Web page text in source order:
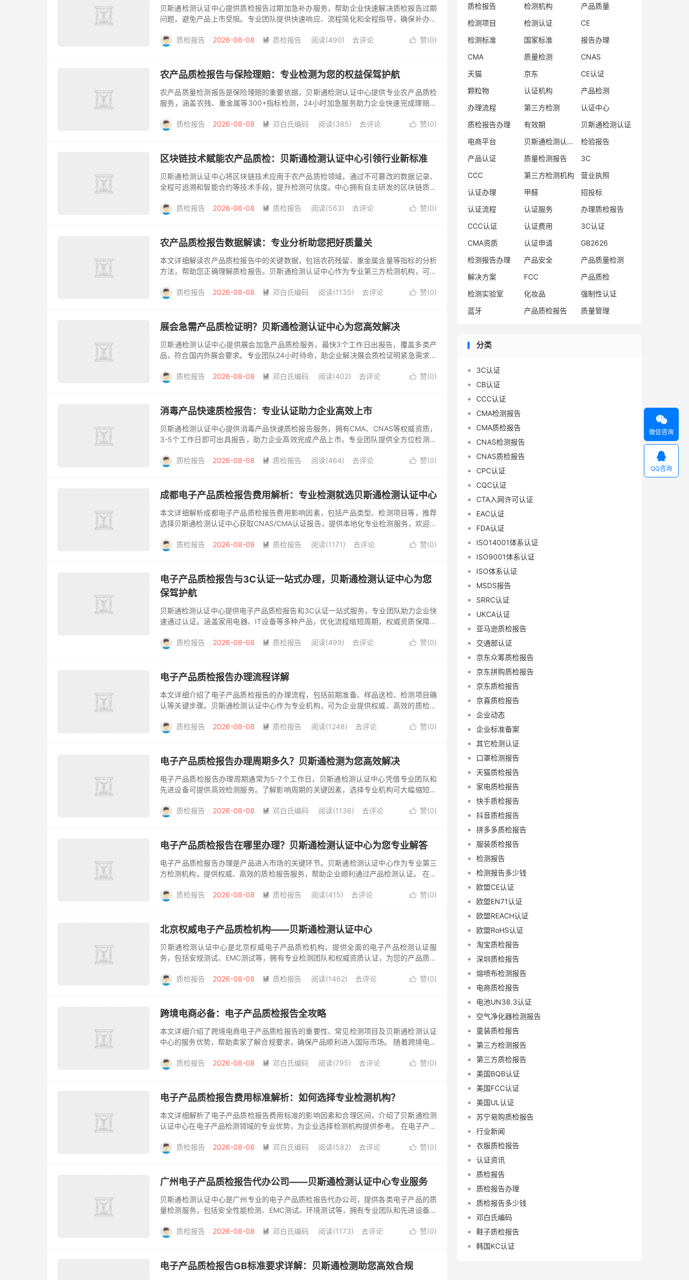
贝斯通检测认证中心提供质检报告过期加急补办服务，帮助企业快速解决质检报告过期
问题，避免产品上市受阻。专业团队提供快速响应、流程简化和全程指导，确保补办顺
而，许多企...
 赞(0)
质检报告 2026-08-08  质检报告 阅读(490) 去评论
农产品质检报告与保险理赔：专业检测为您的权益保驾护航
农产品质量检测报告是保险理赔的重要依据，贝斯通检测认证中心提供专业农产品质检
服务，涵盖农残、重金属等300+指标检测，24小时加急服务助力企业快速完成理赔举
质量争...
 赞(0)
质检报告 2026-08-08  邓白氏编码 阅读(385) 去评论
区块链技术赋能农产品质检：贝斯通检测认证中心引领行业新标准
贝斯通检测认证中心将区块链技术应用于农产品质检领域，通过不可篡改的数据记录、
全程可追溯和智能合约等技术手段，提升检测可信度。中心拥有自主研发的区块链质检
今天，农产...
 赞(0)
质检报告 2026-08-08  质检报告 阅读(563) 去评论
农产品质检报告数据解读：专业分析助您把好质量关
本文详细解读农产品质检报告中的关键数据，包括农药残留、重金属含量等指标的分析
方法，帮助您正确理解质检报告。贝斯通检测认证中心作为专业第三方检测机构，可为
题之一，而...
 赞(0)
质检报告 2026-08-08  邓白氏编码 阅读(1135) 去评论
展会急需产品质检证明？贝斯通检测认证中心为您高效解决
贝斯通检测认证中心提供展会加急产品质检服务，最快3个工作日出报告，覆盖多类产
品，符合国内外展会要求。专业团队24小时待命，助企业解决展会质检证明紧急需求。
全。这不仅...
 赞(0)
质检报告 2026-08-08  邓白氏编码 阅读(402) 去评论
消毒产品快速质检报告：专业认证助力企业高效上市
贝斯通检测认证中心提供消毒产品快速质检报告服务，拥有CMA、CNAS等权威资质，
3-5个工作日即可出具报告，助力企业高效完成产品上市。专业团队提供全方位检测服
备受...
 赞(0)
质检报告 2026-08-08  质检报告 阅读(464) 去评论
成都电子产品质检报告费用解析：专业检测就选贝斯通检测认证中心
本文详细解析成都电子产品质检报告费用影响因素，包括产品类型、检测项目等，推荐
选择贝斯通检测认证中心获取CNAS/CMA认证报告，提供本地化专业检测服务，欢迎咨
威的...
 赞(0)
质检报告 2026-08-08  质检报告 阅读(1171) 去评论
电子产品质检报告与3C认证一站式办理，贝斯通检测认证中心为您
保驾护航
贝斯通检测认证中心提供电子产品质检报告和3C认证一站式服务，专业团队助力企业快
速通过认证。涵盖家用电器、IT设备等多种产品，优化流程缩短周期，权威资质保障认
键。无论...
 赞(0)
质检报告 2026-08-08  质检报告 阅读(499) 去评论
电子产品质检报告办理流程详解
本文详细介绍了电子产品质检报告的办理流程，包括前期准备、样品送检、检测项目确
认等关键步骤。贝斯通检测认证中心作为专业机构，可为企业提供权威、高效的质检报
的通行证。...
 赞(0)
质检报告 2026-08-08  质检报告 阅读(1248) 去评论
电子产品质检报告办理周期多久？贝斯通检测为您高效解决
电子产品质检报告办理周期通常为5-7个工作日，贝斯通检测认证中心凭借专业团队和
先进设备可提供高效检测服务。了解影响周期的关键因素，选择专业机构可大幅缩短等
业最关心...
 赞(0)
质检报告 2026-08-08  邓白氏编码 阅读(1136) 去评论
电子产品质检报告在哪里办理？贝斯通检测认证中心为您专业解答
电子产品质检报告办理是产品进入市场的关键环节。贝斯通检测认证中心作为专业第三
方检测机构，提供权威、高效的质检报告服务，帮助企业顺利通过产品检测认证。 在电
电子产品质...
 赞(0)
质检报告 2026-08-08  质检报告 阅读(415) 去评论
北京权威电子产品质检机构——贝斯通检测认证中心
贝斯通检测认证中心是北京权威电子产品质检机构，提供全面的电子产品检测认证服
务，包括安规测试、EMC测试等，拥有专业检测团队和权威资质认证，为您的产品质量
作为北京地...
 赞(0)
质检报告 2026-08-08  质检报告 阅读(1462) 去评论
跨境电商必备：电子产品质检报告全攻略
本文详细介绍了跨境电商电子产品质检报告的重要性、常见检测项目及贝斯通检测认证
中心的服务优势，帮助卖家了解合规要求，确保产品顺利进入国际市场。 随着跨境电商
的准入要求...
 赞(0)
质检报告 2026-08-08  邓白氏编码 阅读(795) 去评论
电子产品质检报告费用标准解析：如何选择专业检测机构？
本文详细解析了电子产品质检报告费用标准的影响因素和合理区间，介绍了贝斯通检测
认证中心在电子产品检测领域的专业优势，为企业选择检测机构提供参考。 在电子产品
准，但实际上...
 赞(0)
质检报告 2026-08-08  邓白氏编码 阅读(582) 去评论
广州电子产品质检报告代办公司——贝斯通检测认证中心专业服务
贝斯通检测认证中心是广州专业的电子产品质检报告代办公司，提供各类电子产品的质
量检测服务，包括安全性能检测、EMC测试、环境测试等，拥有专业团队和先进设备，
市，产品质...
 赞(0)
质检报告 2026-08-08  邓白氏编码 阅读(1173) 去评论
电子产品质检报告GB标准要求详解：贝斯通检测助您高效合规
质检报告
检测机构
产品质量
检测项目
检测认证
CE
检测标准
国家标准
报告办理
CMA
质量检测
CNAS
天猫
京东
CE认证
颗粒物
认证机构
产品检测
办理流程
第三方检测
认证中心
质检报告办理
有效期
贝斯通检测认证
电商平台
贝斯通检测认证中心
检验报告
产品认证
质量检测报告
3C
CCC
第三方检测机构
营业执照
认证办理
甲醛
招投标
认证流程
认证服务
办理质检报告
CCC认证
认证费用
3C认证
CMA资质
认证申请
GB2626
检测报告办理
产品安全
产品质量检测
解决方案
FCC
产品质检
检测实验室
化妆品
强制性认证
蓝牙
产品质检报告 质量管理
分类
3C认证
CB认证
CCC认证
CMA检测报告
CMA质检报告
CNAS检测报告
CNAS质检报告
CPC认证
CQC认证
CTA入网许可认证
EAC认证
FDA认证
ISO14001体系认证
ISO9001体系认证
ISO体系认证
MSDS报告
SRRC认证
UKCA认证
亚马逊质检报告
交通部认证
京东众筹质检报告
京东拼购质检报告
京东质检报告
京喜质检报告
企业动态
企业标准备案
其它检测认证
口罩检测报告
天猫质检报告
家电质检报告
快手质检报告
抖音质检报告
拼多多质检报告
服装质检报告
检测报告
检测报告多少钱
欧盟CE认证
欧盟EN71认证
欧盟REACH认证
欧盟RoHS认证
淘宝质检报告
深圳质检报告
熔喷布检测报告
电商质检报告
电池UN38.3认证
空气净化器检测报告
童装质检报告
第三方检测报告
第三方质检报告
美国BQB认证
美国FCC认证
美国UL认证
苏宁易购质检报告
行业新闻
衣服质检报告
认证资讯
质检报告
质检报告办理
质检报告多少钱
邓白氏编码
鞋子质检报告
韩国KC认证

微信咨询

QQ咨询